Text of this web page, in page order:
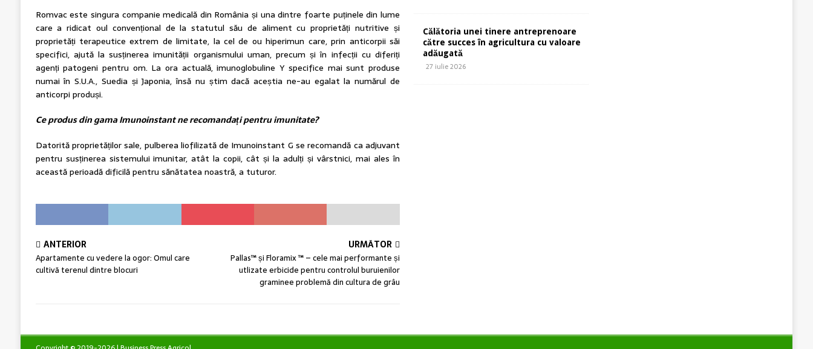
Romvac este singura companie medicală din România și una dintre foarte puținele din lume
care a ridicat oul convențional de la statutul său de aliment cu proprietăți nutritive și
proprietăți terapeutice extrem de limitate, la cel de ou hiperimun care, prin anticorpii săi
specifici, ajută la susținerea imunității organismului uman, precum și în infecții cu diferiți
agenți patogeni pentru om. La ora actuală, imunoglobuline Y specifice mai sunt produse
numai în S.U.A., Suedia și Japonia, însă nu știm dacă aceștia ne-au egalat la numărul de
anticorpi produși.
Ce produs din gama Imunoinstant ne recomandați pentru imunitate?
Datorită proprietăților sale, pulberea liofilizată de Imunoinstant G se recomandă ca adjuvant
pentru susținerea sistemului imunitar, atât la copii, cât și la adulți și vârstnici, mai ales în
această perioadă dificilă pentru sănătatea noastră, a tuturor.
ANTERIOR
Apartamente cu vedere la ogor: Omul care
cultivă terenul dintre blocuri
URMĂTOR
Pallas™ și Floramix ™ – cele mai performante și
utlizate erbicide pentru controlul buruienilor
graminee problemă din cultura de grâu
Călătoria unei tinere antreprenoare
către succes în agricultura cu valoare
adăugată
27 iulie 2026